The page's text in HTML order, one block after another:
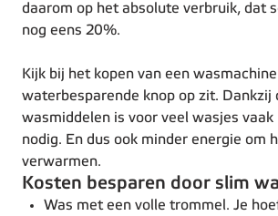
daarom op het absolute verbruik, dat
nog eens 20%.
Kijk bij het kopen van een
waterbesparende knop op zit. Dankzij
wasmiddelen is voor veel wasjes
nodig. En dus ook minder energie om
verwarmen.
Kosten besparen door slim
Was met een volle trommel. Je